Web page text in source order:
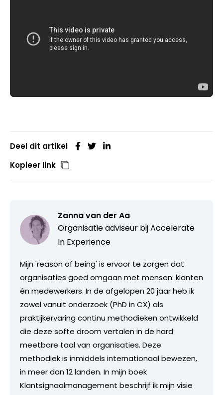
Deel dit artikel
Kopieer link
Zanna van der Aa
Organisatie adviseur bijAccelerate
In Experience
Mijn 'reason of being' is ervoor te zorgen dat
organisaties goed omgaan met mensen: klanten
én medewerkers. In de afgelopen 20 jaar heb ik
zowel vanuit onderzoek (PhD in CX) als
praktijkervaring continu methodieken ontwikkeld
die deze softe droom vertalen in de hard
meetbare taal van organisaties. Deze
methodiek is inmiddels internationaal bewezen,
in meer dan 12 landen. In mijn boek
Klantsignaalmanagement beschrijf ik mijn visie